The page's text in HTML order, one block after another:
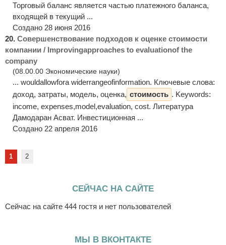
Торговый баланс является частью платежного баланса,
входящей в текущий ...
Создано 28 июня 2016
20. Совершенствование подходов к оценке стоимости
компании / Improvingapproaches to evaluationof the
company
(08.00.00 Экономические науки)
... wouldallowfora widerrangeofinformation. Ключевые слова:
доход, затраты, модель, оценка, стоимость . Keywords:
income, expenses,model,evaluation, cost. Литература
Дамодаран Асват. Инвестиционная ...
Создано 22 апреля 2016
1 2
СЕЙЧАС НА САЙТЕ
Сейчас на сайте 444 гостя и нет пользователей
МЫ В ВКОНТАКТЕ